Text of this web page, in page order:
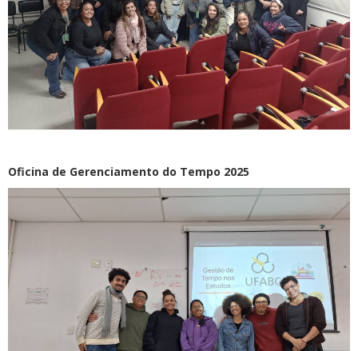
Oficina de Gerenciamento do Tempo 2025